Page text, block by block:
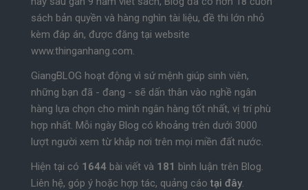
sách bản quyền và hàng nghìn tài liệu, đề thi lớn nhỏ
kèm đáp án, được đăng tại website
www.thinganhang.com.
GiangBLOG hoạt động vì sứ mệnh giúp sinh viên,
những bạn đã - đang - sẽ dấn thân vào nghề ngân
hàng lựa chọn cho mình ngân hàng tốt nhất, vị trí phù
hợp nhất. Mỗi ngày Blog có khoảng trên dưới 3000
lượt người xem từ khắp nơi trên mọi miền đất nước.
Hiện tại có 1644bài viết và 181 bình luận trên Blog.
Liên hệ, góp ý hoặc hợp tác, quảng cáotại đây.